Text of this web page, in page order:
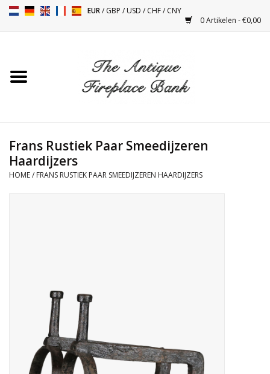
EUR/GBP /USD /CHF/CNY
0 Artikelen - €0,00
Toebehoren
Kacheltjes
Decoratieve Outdoor
Vloeren - Steen, Terra Cotta
& Marmer
Frans Rustiek Paar Smeedijzeren
Haardijzers
HOME/ FRANS RUSTIEK PAAR SMEEDIJZEREN HAARDIJZERS